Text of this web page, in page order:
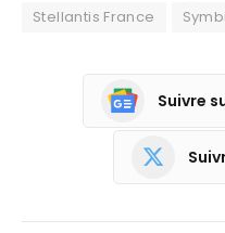
Stellantis France
Suivre